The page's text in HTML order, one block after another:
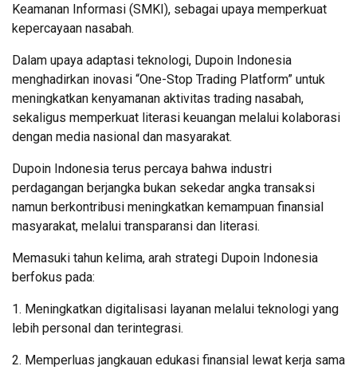
Keamanan Informasi (SMKI), sebagai upaya memperkuat
kepercayaan nasabah.
Dalam upaya adaptasi teknologi, Dupoin Indonesia
menghadirkan inovasi “One-Stop Trading Platform” untuk
meningkatkan kenyamanan aktivitas trading nasabah,
sekaligus memperkuat literasi keuangan melalui kolaborasi
dengan media nasional dan masyarakat.
Dupoin Indonesia terus percaya bahwa industri
perdagangan berjangka bukan sekedar angka transaksi
namun berkontribusi meningkatkan kemampuan finansial
masyarakat, melalui transparansi dan literasi.
Memasuki tahun kelima, arah strategi Dupoin Indonesia
berfokus pada:
1. Meningkatkan digitalisasi layanan melalui teknologi yang
lebih personal dan terintegrasi.
2. Memperluas jangkauan edukasi finansial lewat kerja sama